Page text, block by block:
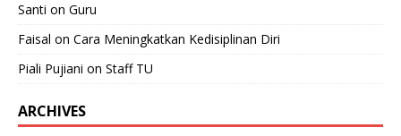
Santi on Guru
Faisal on Cara Meningkatkan Kedisiplinan Diri
Piali Pujiani on Staff TU
ARCHIVES